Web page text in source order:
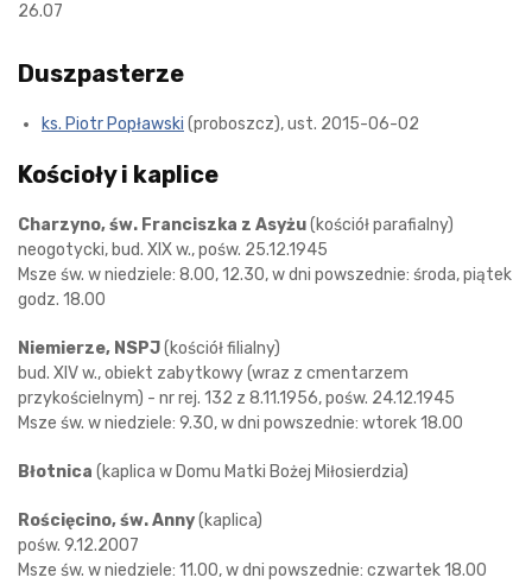
26.07
Duszpasterze
ks. Piotr Popławski (proboszcz), ust. 2015-06-02
Kościoły i kaplice
Charzyno, św. Franciszka z Asyżu(kościół parafialny)
neogotycki, bud. XIX w., pośw. 25.12.1945
Msze św. w niedziele: 8.00, 12.30, w dni powszednie: środa, piątek
godz. 18.00
Niemierze, NSPJ(kościół filialny)
bud. XIV w., obiekt zabytkowy (wraz z cmentarzem
przykościelnym) - nr rej. 132 z 8.11.1956, pośw. 24.12.1945
Msze św. w niedziele: 9.30, w dni powszednie: wtorek 18.00
Błotnica (kaplica w Domu Matki Bożej Miłosierdzia)
Rościęcino, św. Anny(kaplica)
pośw. 9.12.2007
Msze św. w niedziele: 11.00, w dni powszednie: czwartek 18.00